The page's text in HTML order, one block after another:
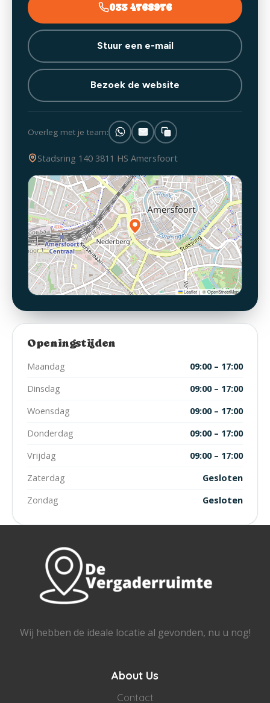
033 4768976
Stuur een e-mail
Bezoek de website
Overleg met je team:
Stadsring 140 3811 HS Amersfoort
Leaflet | © OpenStreetMap
Openingstijden
Maandag
09:00 – 17:00
Dinsdag
09:00 – 17:00
Woensdag
09:00 – 17:00
Donderdag
09:00 – 17:00
Vrijdag
09:00 – 17:00
Zaterdag
Gesloten
Zondag
Gesloten
Wij hebben de ideale locatie al gevonden, nu u nog!
About Us
Contact